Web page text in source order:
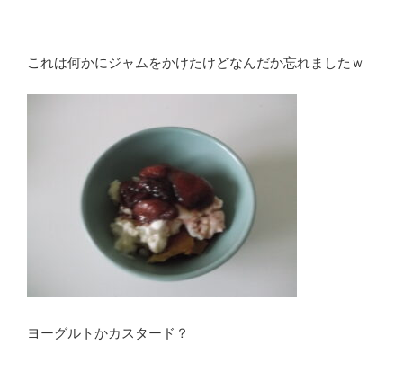
これは何かにジャムをかけたけどなんだか忘れましたｗ
ヨーグルトかカスタード？